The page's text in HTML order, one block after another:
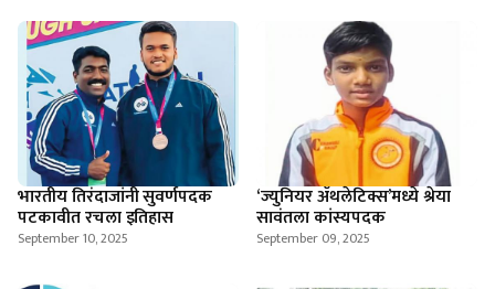
भारतीय तिरंदाजांनी सुवर्णपदक
पटकावीत रचला इतिहास
September 10, 2025
‘ज्युनियर ॲथलेटिक्स’मध्ये श्रेया
सावंतला कांस्यपदक
September 09, 2025